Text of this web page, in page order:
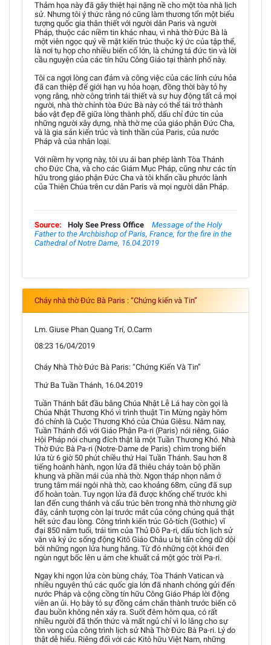
Thảm họa này đã gây thiệt hại nặng nề cho một tòa nhà lịch
sử. Nhưng tôi ý thức rằng nó cũng làm thương tổn một biểu
tượng quốc gia thân thiết với người dân Paris và người
Pháp, thuộc các niềm tin khác nhau, vì nhà thờ Đức Bà là
một viên ngọc quý về mặt kiến trúc thuộc ký ức của tập thể,
là nơi tụ họp cho nhiều biến cố lớn, là chứng tá đức tin và lời
cầu nguyện của các tín hữu Công Giáo tại thành phố này.
Tôi ca ngợi lòng can đảm và công việc của các lính cứu hỏa
đã can thiệp để giới hạn vụ hỏa hoạn, đồng thời bày tỏ hy
vọng rằng, nhờ công trình tái thiết và sự huy động tất cả mọi
người, nhà thờ chính tòa Đức Bà này có thể tái trở thành
bảo vật đẹp đẽ giữa lòng thành phố, dấu chỉ đức tin của
những người xây dựng, nhà thờ mẹ của giáo phận Đức Cha,
và là gia sản kiến trúc và tinh thần của Paris, của nước
Pháp và của nhân loại.
Với niềm hy vọng này, tôi ưu ái ban phép lành Tòa Thánh
cho Đức Cha, và cho các Giám Mục Pháp, cũng như các tín
hữu trong giáo phận Đức Cha và tôi khẩn cầu phước lành
của Thiên Chúa trên cư dân Paris và mọi người dân Pháp.
Source: Holy See Press Office
Message of the Holy
Father to the Archbishop of Paris, France, for the fire in the
Cathedral of Notre Dame, 16.04.2019
Cháy nhà thờ Đức Bà Paris : “Chứng kiến và Tin”
Lm. Giuse Phan Quang Trí, O.Carm
08:23 16/04/2019
Cháy Nhà Thờ Đức Bà Paris: “Chứng Kiến Và Tin”
Thứ Ba Tuần Thánh, 16.04.2019
Tuần Thánh bắt đầu bằng Chúa Nhật Lễ Lá hay còn gọi là
Chúa Nhật Thương Khó vì trình thuật Tin Mừng ngày hôm
đó chính là Cuộc Thương Khó của Chúa Giêsu. Năm nay,
Tuần Thánh đối với Giáo Phận Pa-ri (Paris) nói riêng, Giáo
Hội Pháp nói chung đích thật là một Tuần Thương Khó. Nhà
Thờ Đức Bà Pa-ri (Notre-Dame de Paris) chìm trong biển
lửa từ 6 giờ 50 phút chiều thứ Hai Tuần Thánh. Sau hơn 8
tiếng hoành hành, ngọn lửa đã thiêu cháy toàn bộ phần
khung và phần mái của nhà thờ. Ngọn tháp nhọn nằm ở
trung tâm mái ngói nhà thờ, cao khoảng 68m, cũng đã sụp
đổ hoàn toàn. Tuy ngọn lửa đã được khống chế trước khi
lan đến cung thánh và cấu trúc bên trong nhà thờ nhưng giờ
đây, cảnh tượng còn lại trước mắt của công chúng quả thật
hết sức đau lòng. Công trình kiến trúc Gô-tích (Gothic) vĩ
đại 850 năm tuổi, trái tim của Thủ Đô Pa-ri, dấu tích lịch sử
văn và ký ức sống động Kitô Giáo Châu u bị tấn công dữ dội
bởi những ngọn lửa hung hăng. Từ đó những cột khói đen
ngùn ngụt bốc lên u ám che khuất cả một góc trời Pa-ri.
Ngay khi ngọn lửa còn bùng cháy, Tòa Thánh Vatican và
nhiều nguyên thủ các quốc gia lớn đã nhanh chóng gửi đến
nước Pháp và cộng cồng tín hữu Công Giáo Pháp lời động
viên an ủi. Họ bày tỏ sự đồng cảm chân thành trước biến cô
đau buồn không nên xảy ra. Suốt đêm hôm qua, có rất
nhiều người đã thổn thức và mất ngủ chỉ vì lo lắng cho sự
tồn vong của công trình lịch sử Nhà Thờ Đức Bà Pa-ri. Lý do
thật dễ hiểu. Riêng đối với các Kitô hữu Việt Nam, những